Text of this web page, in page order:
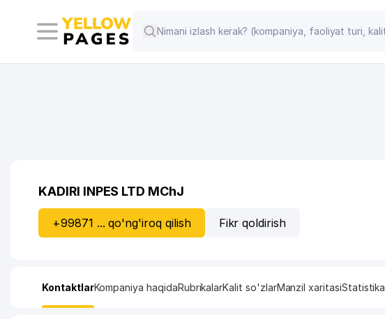
KADIRI INPES LTD MChJ
+99871 ... qo'ng'iroq qilish Fikr qoldirish
KontaktlarKompaniya haqidaRubrikalarKalit so'zlarManzil xaritasiStatistika